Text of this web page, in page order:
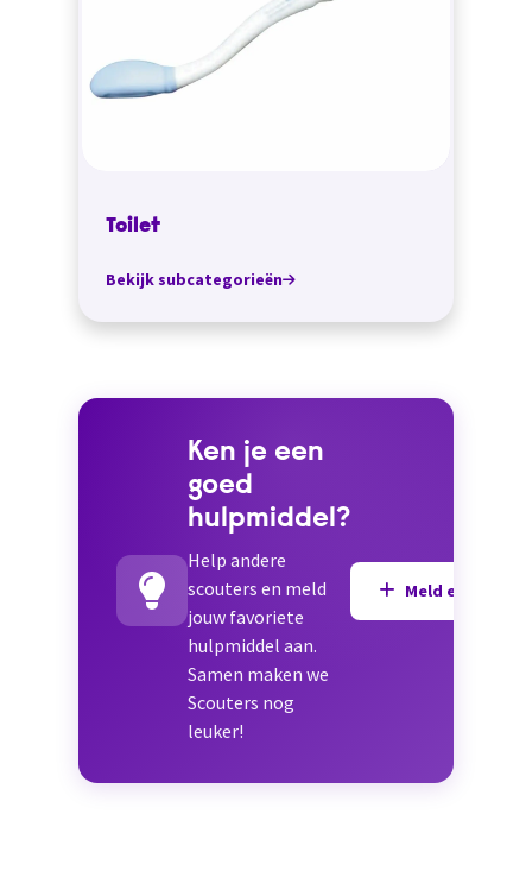
Toilet
Bekijk subcategorieën
Ken je een
goed
hulpmiddel?
Help andere
scouters en meld
jouw favoriete
hulpmiddel aan.
Samen maken we
Scouters nog
leuker!
Meld een